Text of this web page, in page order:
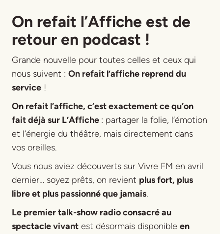
Title
On refait l’Affiche est de
retour en podcast !
Grande nouvelle pour toutes celles et ceux qui
nous suivent : On refait l’affiche reprend du
service !
On refait l’affiche, c’est exactement ce qu’on
fait déjà sur L’Affiche : partager la folie, l’émotion
et l’énergie du théâtre, mais directement dans
vos oreilles.
Vous nous aviez découverts sur Vivre FM en avril
dernier… soyez prêts, on revient plus fort, plus
libre et plus passionné que jamais.
Le premier talk-show radio consacré au
spectacle vivant est désormais disponible en